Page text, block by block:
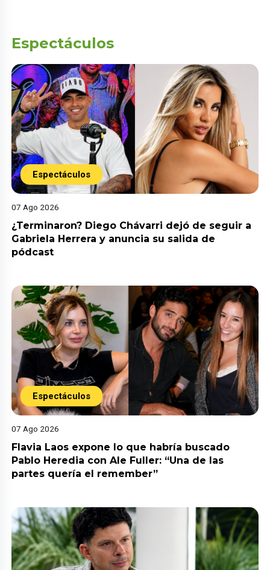
Espectáculos
Espectáculos
07 Ago 2026
¿Terminaron? Diego Chávarri dejó de seguir a
Gabriela Herrera y anuncia su salida de
pódcast
Espectáculos
07 Ago 2026
Flavia Laos expone lo que habría buscado
Pablo Heredia con Ale Fuller: “Una de las
partes quería el remember”